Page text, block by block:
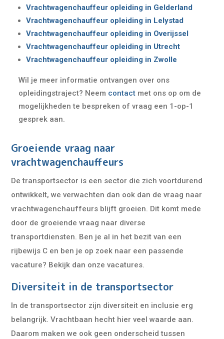
Vrachtwagenchauffeur opleiding in Gelderland
Vrachtwagenchauffeur opleiding in Lelystad
Vrachtwagenchauffeur opleiding in Overijssel
Vrachtwagenchauffeur opleiding in Utrecht
Vrachtwagenchauffeur opleiding in Zwolle
Wil je meer informatie ontvangen over ons
opleidingstraject? Neem contact met ons op om de
mogelijkheden te bespreken of vraag een 1-op-1
gesprek aan.
Groeiende vraag naar
vrachtwagenchauffeurs
De transportsector is een sector die zich voortdurend
ontwikkelt, we verwachten dan ook dan de vraag naar
vrachtwagenchauffeurs blijft groeien. Dit komt mede
door de groeiende vraag naar diverse
transportdiensten. Ben je al in het bezit van een
rijbewijs C en ben je op zoek naar een passende
vacature? Bekijk dan onze vacatures.
Diversiteit in de transportsector
In de transportsector zijn diversiteit en inclusie erg
belangrijk. Vrachtbaan hecht hier veel waarde aan.
Daarom maken we ook geen onderscheid tussen